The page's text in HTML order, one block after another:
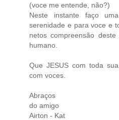
(voce me entende, não?)
Neste instante faço
serenidade e para voce e
netos compreensão
humano.
Que JESUS com toda
com voces.
Abraços
do amigo
Airton - Kat